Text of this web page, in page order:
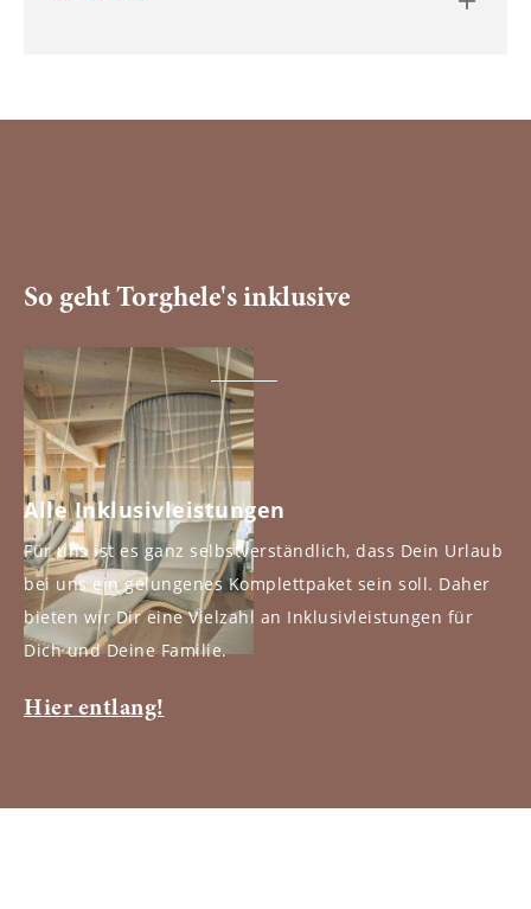
So geht Torghele's inklusive
Alle Inklusivleistungen
Für uns ist es ganz selbstverständlich, dass Dein Urlaub
bei uns ein gelungenes Komplettpaket sein soll. Daher
bieten wir Dir eine Vielzahl an Inklusivleistungen für
Dich und Deine Familie.
Hier entlang!